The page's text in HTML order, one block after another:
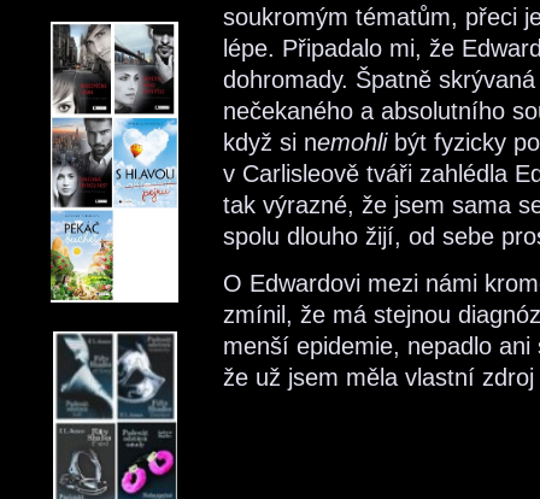
soukromým tématům, přeci
lépe. Připadalo mi, že
dohromady. Špatně
nečekaného a absolutního
když si nemohlibýt fyzicky
v Carlisleově tváři zahlédla
tak výrazné, že jsem sama
spolu dlouho žijí, od sebe
O Edwardovi mezi námi
zmínil, že má stejnou
menší epidemie, nepadlo
že už jsem měla vlastní